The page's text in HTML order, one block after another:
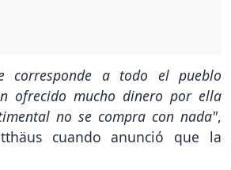
corresponde a todo el pueblo
ofrecido mucho dinero por ella
no se compra con nada",
cuando anunció que la